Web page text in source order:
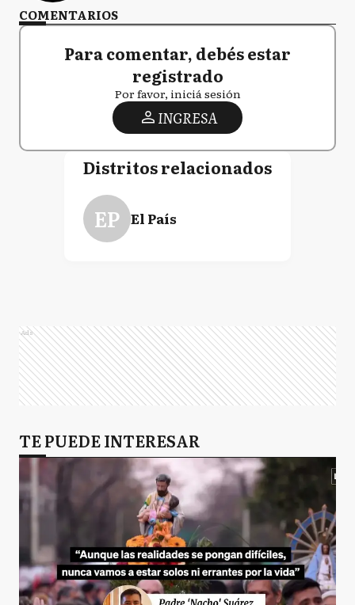
COMENTARIOS
Para comentar, debés estar
registrado
Por favor, iniciá sesión
INGRESA
Distritos relacionados
EP El País
Ads
TE PUEDE INTERESAR